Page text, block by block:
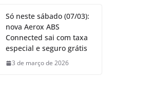
Só neste sábado (07/03):
nova Aerox ABS
Connected sai com taxa
especial e seguro grátis
3 de março de 2026